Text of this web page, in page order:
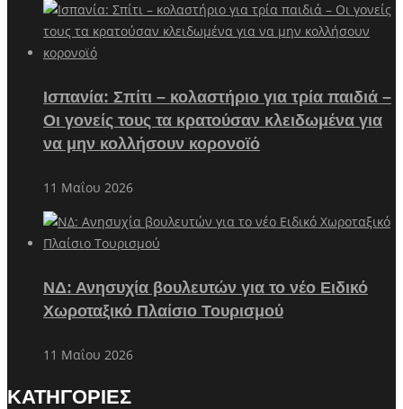
Ισπανία: Σπίτι – κολαστήριο για τρία παιδιά –
Οι γονείς τους τα κρατούσαν κλειδωμένα για
να μην κολλήσουν κορονοϊό
11 Μαΐου 2026
ΝΔ: Ανησυχία βουλευτών για το νέο Ειδικό
Χωροταξικό Πλαίσιο Τουρισμού
11 Μαΐου 2026
ΚΑΤΗΓΟΡΙΕΣ